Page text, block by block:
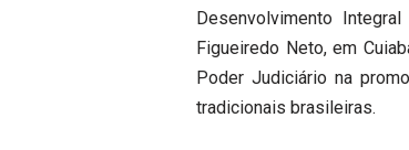
Desenvolvimento
Figueiredo Neto, em
Poder Judiciário na
tradicionais brasileiras.